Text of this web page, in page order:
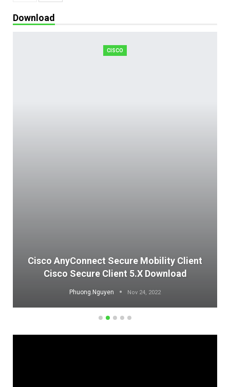
Download
CISCO
Cisco AnyConnect Secure Mobility Client
Cisco Secure Client 5.x Download
Phuong.Nguyen Nov 24, 2022